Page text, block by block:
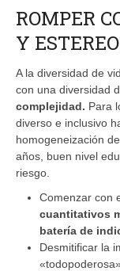
ROMPER
Y
A la diversidad de
con una diversidad
complejidad. Para
diverso e inclusivo
homogeneización
años, buen nivel
riesgo.
Comenzar con
cuantitativos
batería de
Desmitificar la